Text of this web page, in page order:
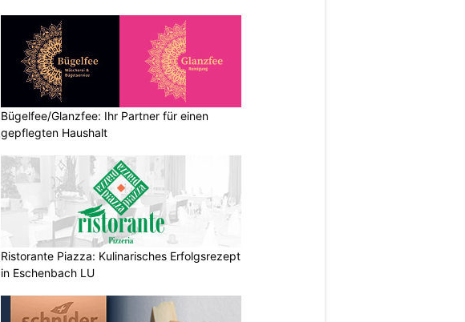
Bügelfee/Glanzfee: Ihr Partner für einen
gepflegten Haushalt
Ristorante Piazza: Kulinarisches Erfolgsrezept
in Eschenbach LU